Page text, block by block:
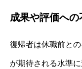
成果や評価への
復帰者は休職前と
が期待される水準